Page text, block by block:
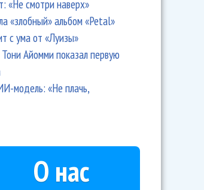
«Не смотри наверх»
«злобный» альбом «Petal»
с ума от «Луизы»
Айомми показал первую
модель: «Не плачь,
О нас